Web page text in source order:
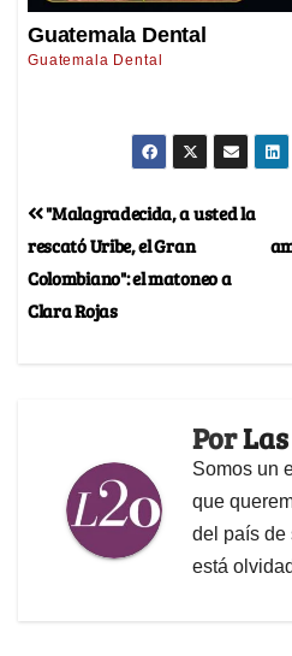
"Malagradecida, a usted la
rescató Uribe, el Gran
Colombiano": el matoneo a
Clara Rojas
Por
Somos un
que
del país de
está